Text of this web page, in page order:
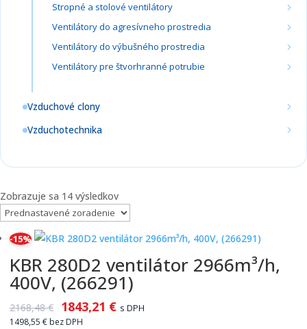
Stropné a stolové ventilátory
Ventilátory do agresívneho prostredia
Ventilátory do výbušného prostredia
Ventilátory pre štvorhranné potrubie
Vzduchové clony
Vzduchotechnika
Zobrazuje sa 14 výsledkov
-15%
KBR 280D2 ventilátor 2966m³/h,
400V, (266291)
2168,48€ 1843,21 € s DPH
1498,55 € bez DPH